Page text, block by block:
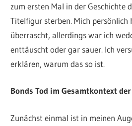
zum ersten Mal in der Geschichte
Titelfigur sterben. Mich persönlich
überrascht, allerdings war ich
enttäuscht oder gar sauer. Ich
erklären, warum das so ist.
Bonds Tod im Gesamtkontext
Zunächst einmal ist in meinen